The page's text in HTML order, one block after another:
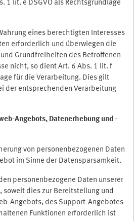
1 lit. e DSGVO als Rechtsgrundlage
eines berechtigten Interesses
erforderlich und überwiegen die
Grundfreiheiten des Betroffenen
nicht, so dient Art. 6 Abs. 1 lit. f
für die Verarbeitung. Dies gilt
der entsprechenden Verarbeitung
Angebots, Datenerhebung und -
von personenbezogenen Daten
im Sinne der Datensparsamkeit.
personenbezogene Daten unserer
soweit dies zur Bereitstellung und
Angebots, des Support-Angebotes
Funktionen erforderlich ist